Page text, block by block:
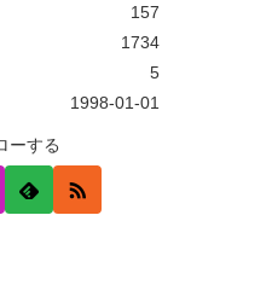
157
1734
5
1998-01-01
ーする